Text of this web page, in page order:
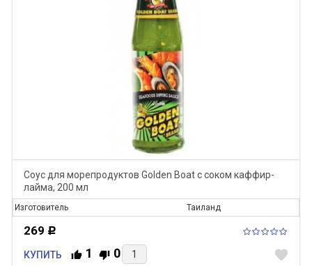
Соус для морепродуктов Golden Boat с соком каффир-
лайма, 200 мл
Изготовитель Таиланд
269 Р
КУПИТЬ 1 0 favorite